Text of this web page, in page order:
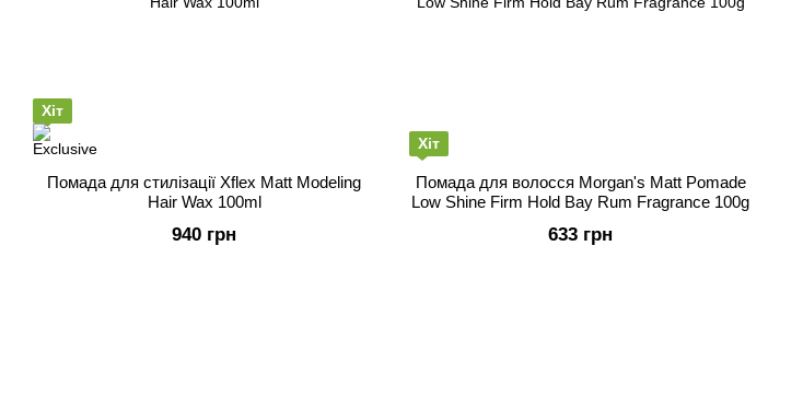
Хіт
Помада для стилізації Xflex Matt Modeling
Hair Wax 100ml
940 грн
Хіт
Помада для волосся Morgan's Matt Pomade
Low Shine Firm Hold Bay Rum Fragrance 100g
633 грн